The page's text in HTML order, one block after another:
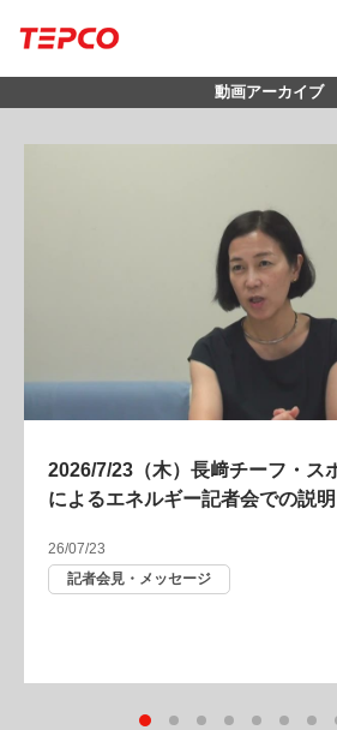
動画アーカイブ
2026/7/23（木）長﨑チーフ・ス
によるエネルギー記者会での説明
26/07/23
記者会見・メッセージ